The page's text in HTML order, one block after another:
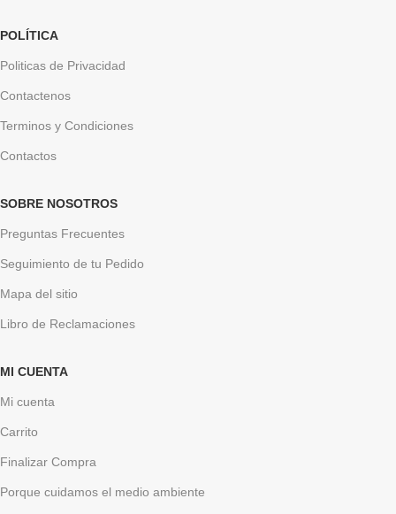
POLÍTICA
Politicas de Privacidad
Contactenos
Terminos y Condiciones
Contactos
SOBRE NOSOTROS
Preguntas Frecuentes
Seguimiento de tu Pedido
Mapa del sitio
Libro de Reclamaciones
MI CUENTA
Mi cuenta
Carrito
Finalizar Compra
Porque cuidamos el medio ambiente